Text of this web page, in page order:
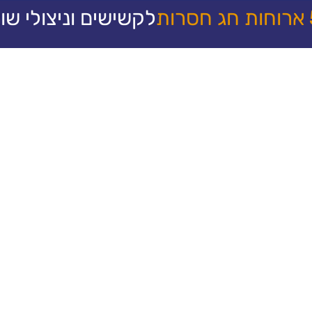
ארוחות חג חסרותלקשישים וניצולי